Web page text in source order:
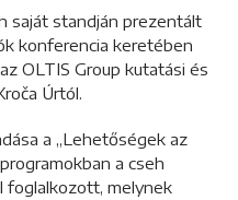
saját standján prezentált
konferencia keretében
OLTIS Group kutatási és
Úrtól.
a „Lehetőségek az
a cseh
foglalkozott, melynek